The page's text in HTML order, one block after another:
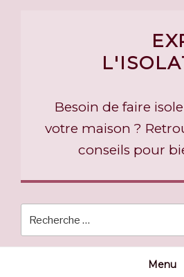
Besoin de faire
votre maison ?
conseils pour
Menu